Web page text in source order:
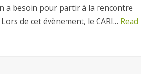
a besoin pour partir à la rencontre
de cet évènement, le CARI… Read